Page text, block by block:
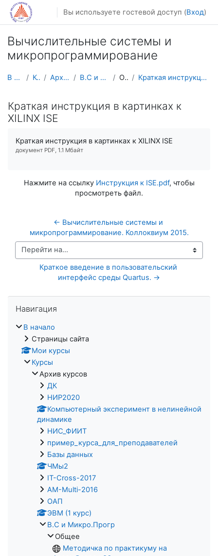
Перейти к основному содержанию
Вы используете гостевой доступ (Вход)
Вычислительные системы и
микропрограммирование
В начало Курсы Архив курсов В.С и Микро.Прогр Общее Краткая инструкция в картинках к XILINX ISE
Краткая инструкция в картинках к
XILINX ISE
Краткая инструкция в картинках к XILINX ISE
документ PDF, 1.1 Мбайт
Нажмите на ссылку Инструкция к ISE.pdf, чтобы
просмотреть файл.
← Вычислительные системы и
микропрограммирование. Коллоквиум 2015.
Перейти на...
Краткое введение в пользовательский
интерфейс среды Quartus. →
Навигация
В начало
Страницы сайта
Мои курсы
Курсы
Архив курсов
ДК
НИР2020
Компьютерный эксперимент в нелинейной
динамике
НИС_ФИИТ
пример_курса_для_преподавателей
Базы данных
ЧМы2
IT-Cross-2017
AM-Multi-2016
ОАП
ЭВМ (1 курс)
В.С и Микро.Прогр
Общее
Методичка по практикуму на